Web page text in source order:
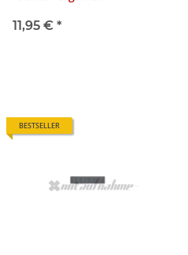
11,95 € *
BESTSELLER